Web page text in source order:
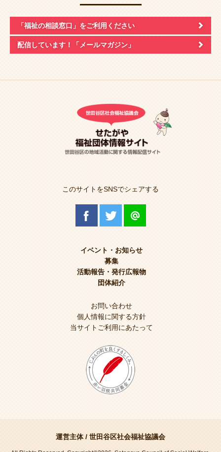
「福祉の相談窓口」 をご利用ください
配信しています！ 「メールマガジン」
このサイトをSNSでシェアする
イベント・お知らせ
募集
活動報告・発行広報物
団体紹介
お問い合わせ
個人情報に関する方針
当サイトご利用にあたって
運営主体 / 世田谷区社会福祉協議会